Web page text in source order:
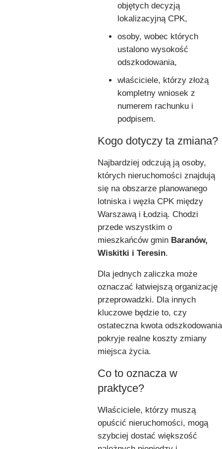
objętych decyzją
lokalizacyjną CPK,
osoby, wobec których
ustalono wysokość
odszkodowania,
właściciele, którzy złożą
kompletny wniosek z
numerem rachunku i
podpisem.
Kogo dotyczy ta zmiana?
Najbardziej odczują ją osoby,
których nieruchomości znajdują
się na obszarze planowanego
lotniska i węzła CPK między
Warszawą i Łodzią. Chodzi
przede wszystkim o
mieszkańców gmin Baranów,
Wiskitki i Teresin.
Dla jednych zaliczka może
oznaczać łatwiejszą organizację
przeprowadzki. Dla innych
kluczowe będzie to, czy
ostateczna kwota odszkodowania
pokryje realne koszty zmiany
miejsca życia.
Co to oznacza w
praktyce?
Właściciele, którzy muszą
opuścić nieruchomości, mogą
szybciej dostać większość